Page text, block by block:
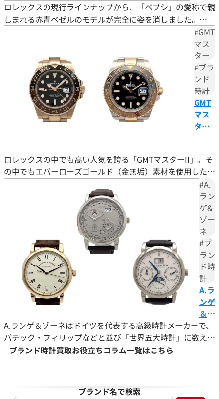
私たちの目標は、常にお客様にご満足いただける買取を提
供することです。そのためには、最新の市場相場をしっかり
と把握し、お客様に最適な価格をお伝えすることが不可欠
です。弊社では、時計の状態や付属品、為替の変動、生産数
等を考慮し、できる限りの価格でお取引させていただくこ
とを心がけております。さらに、弊社の強みである、海外へ
の販路やキャンペーン、世界約1,940店舗以上、買取専門店
という点から、高価買取を実現しています。
その中で、お客様にとって最良の結果をご提供できたこと
いただけることが、私たちにとって何よりの励みです。お客
様からいただいた信頼を裏切らないよう、今後もサービス
の向上に努め、さらに多くのお客様にご満足いただけるよ
う精進してまいります。時計以外にも貴金属やブランドバッ
ク等のご売却をお考えの際は、ぜひ「おたからや」をご利
用ください。お客様の大切なお品物を最良の価格でお取引
できるよう、査定員一同、ご満足いただける買取を提供し
てまいります。
改めて、この度はご利用いただき、誠にありがとうございま
した。お客様のまたのご利用を心よりお待ち申し上げてお
ります。
おたからやの時計買取査定
趣味サウナ・温泉
好きな言葉 夢なき者に成功なし
好きなブランドロレックス
査定が可能になっています。現在は円安のため海外に販売す
＆
W2026
で正式
確定し
た経緯
と歴代
モデ
ル・今
後の価
格動向
を徹底
ロレックスの現行ラインナップから、「ペプシ」の愛称で親
しまれる赤青ベゼルのモデルが完全に姿を消しました。
「Watches ＆ Wonders 2026」にて、ペプシの廃盤が正式に
確定したためです。 ステンレススチール製のモデル（GMT
マスターII Ref.126710BLRO）だけでなく、高級なホワイト
ゴールド製のモデル（Ref.126719
#GMT
マス
ター
#ブラ
ンド
時計
GMT
マス
ターII
ゴー
ルド
の魅
力と
は？
売却
をす
る際
のポ
イン
トも
解説
ロレックスの中でも高い人気を誇る「GMTマスターII」。そ
の中でもエバーローズゴールド（金無垢）素材を使用したモ
デルは、上品なデザインと高級感のある見た目で注目を集め
ールドモデルが人気の理由、価格動向、代表的な型番（リフ
ァレンス）について解説します。また、大切なGMTマスター
IIローズゴールドモデルを売却する際に、高額査定を狙うポ
#A.
ラン
ゲ&
ゾー
ネ
#ブ
ラン
ド時
計
A.ラ
ンゲ
＆ゾ
ーネ
のお
めモ
は？
A.ランゲ＆ゾーネはドイツを代表する高級時計メーカーで、
パテック・フィリップなどと並び「世界五大時計」に数えら
れます。世界五大時計ブランドにはスイス創業の会社が多数
事ではブランドの歩み、ランゲ1やダトグラフなど代表作の
ブランド時計買取お役立ちコラム一覧はこちら
ブランド名で検索